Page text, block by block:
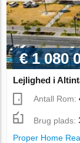
€ 1 080
Lejlighed i
Antall Rom:
Brug plads:
Proper Home